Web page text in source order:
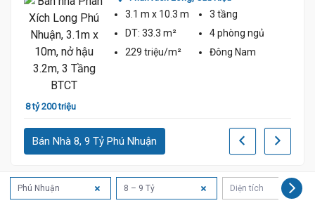
8 tỷ 200 triệu
3.1 m x 10.3 m
3 tầng
DT: 33.3 m² 4 phòng ngủ
229 triệu/m²
Đông Nam
Bán Nhà 8, 9 Tỷ Phú Nhuận
Phú Nhuận 8 – 9 Tỷ Diện tích